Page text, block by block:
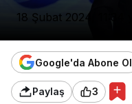
18 Şubat 2024, 11:34
Google'da Abone Ol
Paylaş 3